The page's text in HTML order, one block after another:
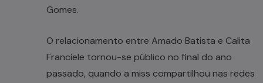
Gomes.
O relacionamento entre Amado Batista e Calita
Franciele tornou-se público no final do ano
passado, quando a miss compartilhou nas redes